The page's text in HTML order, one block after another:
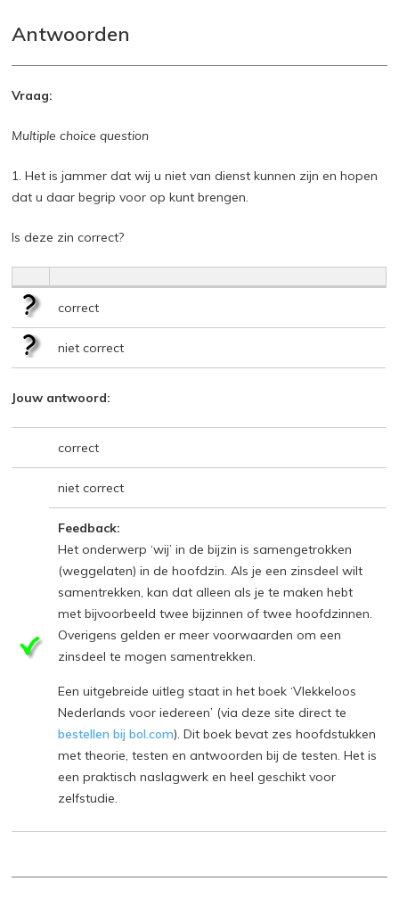
Antwoorden
Vraag:
Multiple choice question
1. Het is jammer dat wij u niet van dienst kunnen zijn en hopen
dat u daar begrip voor op kunt brengen.
Is deze zin correct?
correct
niet correct
Jouw antwoord:
correct
niet correct
Feedback:
Het onderwerp ‘wij’ in de bijzin is samengetrokken
(weggelaten) in de hoofdzin. Als je een zinsdeel wilt
samentrekken, kan dat alleen als je te maken hebt
met bijvoorbeeld twee bijzinnen of twee hoofdzinnen.
Overigens gelden er meer voorwaarden om een
zinsdeel te mogen samentrekken.
Een uitgebreide uitleg staat in het boek ‘Vlekkeloos
Nederlands voor iedereen’ (via deze site direct te
bestellen bij bol.com). Dit boek bevat zes hoofdstukken
met theorie, testen en antwoorden bij de testen. Het is
een praktisch naslagwerk en heel geschikt voor
zelfstudie.